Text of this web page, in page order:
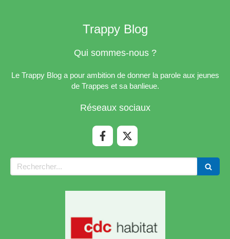
Trappy Blog
Qui sommes-nous ?
Le Trappy Blog a pour ambition de donner la parole aux jeunes
de Trappes et sa banlieue.
Réseaux sociaux
Rechercher